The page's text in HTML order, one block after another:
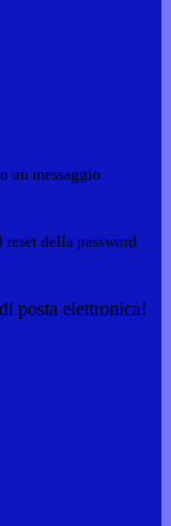
un messaggio
della password
posta elettronica!